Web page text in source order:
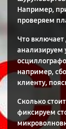
Например,
проверяем
Что включает
анализируем
например,
клиенту,
Сколько
фиксируем